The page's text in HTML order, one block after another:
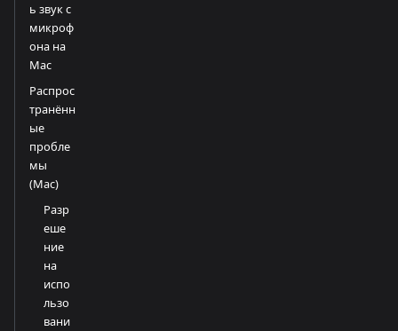
ь звук с
микроф
она на
Mac
Распрос
транённ
ые
пробле
мы
(Mac)
Разр
еше
ние
на
испо
льзо
вани